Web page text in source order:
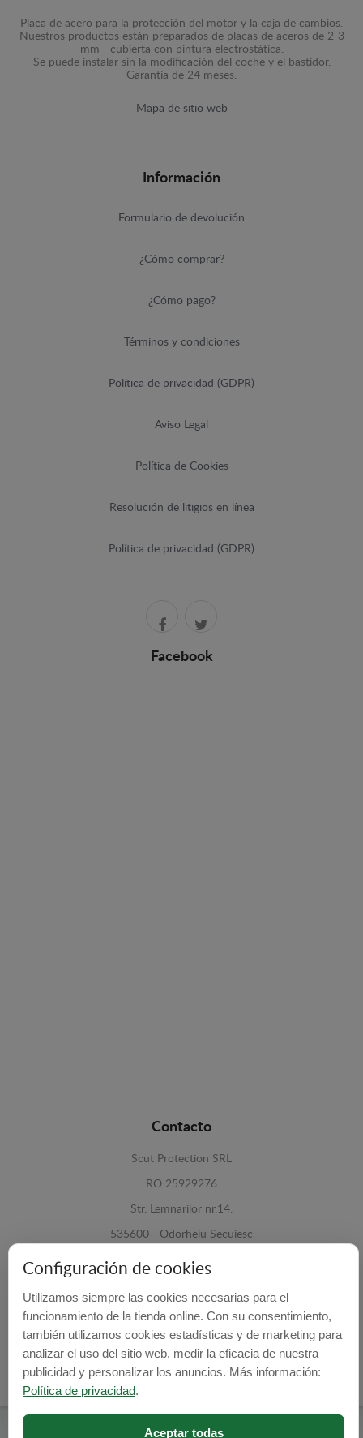
Placa de acero para la protección del motor y la caja de cambios.
Nuestros productos están preparados de placas de aceros de 2-3
mm - cubierta con pintura electrostática.
Se puede instalar sin la modificación del coche y el bastidor.
Garantía de 24 meses.
Mapa de sitio web
Información
Formulario de devolución
¿Cómo comprar?
¿Cómo pago?
Términos y condiciones
Política de privacidad (GDPR)
Aviso Legal
Política de Cookies
Resolución de litigios en línea
Política de privacidad (GDPR)
Facebook
Contacto
Scut Protection SRL
RO 25929276
Str. Lemnarilor nr.14.
535600 - Odorheiu Secuiesc
Harghita, Romania
E-mail: info@cubrecarter.com
Site: www.cubrecarter.com
Configuración de cookies
Utilizamos siempre las cookies necesarias para el
funcionamiento de la tienda online. Con su consentimiento,
también utilizamos cookies estadísticas y de marketing para
analizar el uso del sitio web, medir la eficacia de nuestra
publicidad y personalizar los anuncios. Más información:
Política de privacidad.
Aceptar todas